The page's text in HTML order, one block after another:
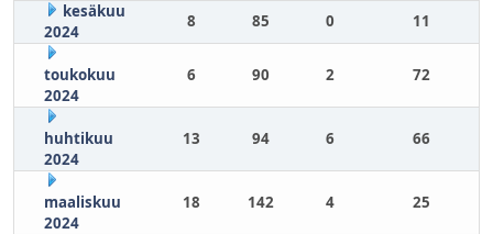
kesäkuu
2024
8 85 0 11
toukokuu
2024
6 90 2 72
huhtikuu
2024
13 94 6 66
maaliskuu
2024
18 142 4 25